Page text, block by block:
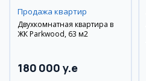
Продажа квартир
Двухкомнатная квартира в
ЖК Parkwood, 63 м2
180 000 y.e